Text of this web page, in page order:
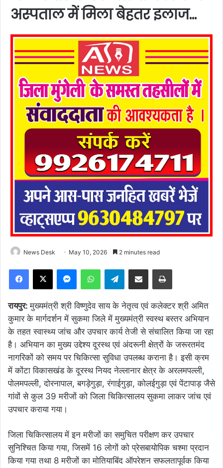
अस्पताल में मिला बेहतर इलाज…
News Desk May 10, 2026 2 minutes read
Facebook
X MessengerWhatsAppTelegramShare via Email Print
रायपुर:मुख्यमंत्री श्री विष्णुदेव साय के नेतृत्व एवं कलेक्टर श्री अमित
कुमार के मार्गदर्शन में सुकमा जिले में मुख्यमंत्री स्वस्थ बस्तर अभियान
के तहत स्वास्थ्य जांच और उपचार कार्य तेजी से संचालित किया जा रहा
है। अभियान का मुख्य उद्देश्य दूरस्थ एवं अंदरूनी क्षेत्रों के जरूरतमंद
नागरिकों को समय पर चिकित्सा सुविधा उपलब्ध कराना है। इसी क्रम
में कोंटा विकासखंड के दूरस्थ नियद नेल्लानार क्षेत्र के अरलमपल्ली,
पोलमपल्ली, दोरनापाल, बगड़ेगुड़ा, रंगाईगुड़ा, कोलईगुड़ा एवं पेंटापाड़ जैसे
गांवों से कुल 39 मरीजों को जिला चिकित्सालय सुकमा लाकर जांच एवं
उपचार कराया गया।
जिला चिकित्सालय में इन मरीजों का समुचित परीक्षण कर उपचार
सुनिश्चित किया गया, जिसमें 16 लोगों को प्रेसबायोपिक चश्मा प्रदान
किया गया तथा 8 मरीजों का मोतियाबिंद ऑपरेशन सफलतापूर्वक किया